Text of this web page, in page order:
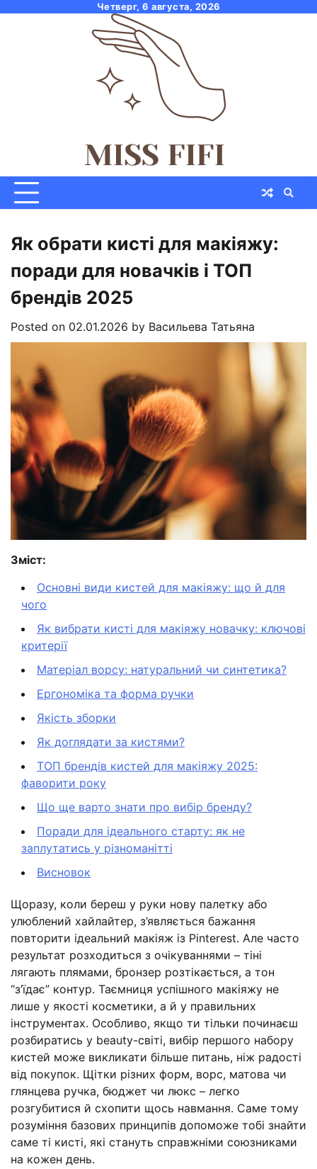
Четверг, 6 августа, 2026
Як обрати кисті для макіяжу:
поради для новачків і ТОП
брендів 2025
Posted on 02.01.2026 by Васильева Татьяна
Зміст:
Основні види кистей для макіяжу: що й для
чого
Як вибрати кисті для макіяжу новачку: ключові
критерії
Матеріал ворсу: натуральний чи синтетика?
Ергономіка та форма ручки
Якість зборки
Як доглядати за кистями?
ТОП брендів кистей для макіяжу 2025:
фаворити року
Що ще варто знати про вибір бренду?
Поради для ідеального старту: як не
заплутатись у різноманітті
Висновок
Щоразу, коли береш у руки нову палетку або
улюблений хайлайтер, з’являється бажання
повторити ідеальний макіяж із Pinterest. Але часто
результат розходиться з очікуваннями – тіні
лягають плямами, бронзер розтікається, а тон
“з’їдає” контур. Таємниця успішного макіяжу не
лише у якості косметики, а й у правильних
інструментах. Особливо, якщо ти тільки починаєш
розбиратись у beauty-світі, вибір першого набору
кистей може викликати більше питань, ніж радості
від покупок. Щітки різних форм, ворс, матова чи
глянцева ручка, бюджет чи люкс – легко
розгубитися й схопити щось навмання. Саме тому
розуміння базових принципів допоможе тобі знайти
саме ті кисті, які стануть справжніми союзниками
на кожен день.